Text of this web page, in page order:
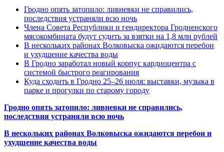
Гродно опять затопило: ливневки не справились,
последствия устраняли всю ночь
Члена Совета Республики и гендиректора Гродненского
мясокомбината будут судить за взятки на 1,8 млн рублей
В нескольких районах Волковыска ожидаются перебои
и ухудшение качества воды
В Гродно заработал новый корпус кардиоцентра с
системой быстрого реагирования
Куда сходить в Гродно 25–26 июля: выставки, музыка в
парке и прогулки по старому городу
Гродно опять затопило: ливневки не справились,
последствия устраняли всю ночь
В нескольких районах Волковыска ожидаются перебои и
ухудшение качества воды